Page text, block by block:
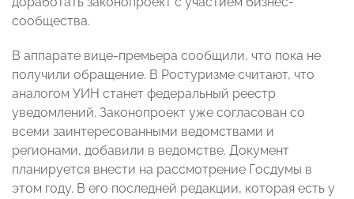
сообщества.
В аппарате вице-премьера сообщили, что пока не
получили обращение. В Ростуризме считают, что
аналогом УИН станет федеральный реестр
уведомлений. Законопроект уже согласован со
всеми заинтересованными ведомствами и
регионами, добавили в ведомстве. Документ
планируется внести на рассмотрение Госдумы в
этом году. В его последней редакции, которая есть у